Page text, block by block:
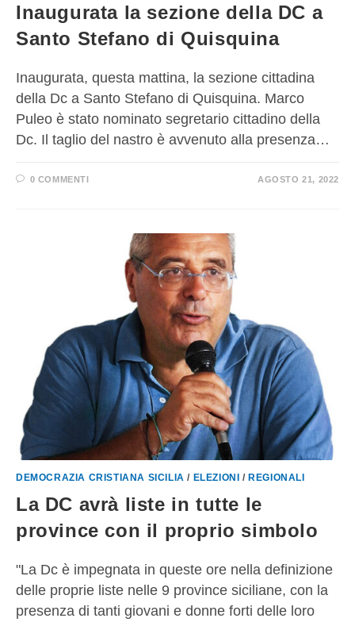
Inaugurata la sezione della DC a
Santo Stefano di Quisquina
Inaugurata, questa mattina, la sezione cittadina
della Dc a Santo Stefano di Quisquina. Marco
Puleo è stato nominato segretario cittadino della
Dc. Il taglio del nastro è avvenuto alla presenza…
0 COMMENTI AGOSTO 21, 2022
DEMOCRAZIA CRISTIANA SICILIA / ELEZIONI /REGIONALI
La DC avrà liste in tutte le
province con il proprio simbolo
"La Dc è impegnata in queste ore nella definizione
delle proprie liste nelle 9 province siciliane, con la
presenza di tanti giovani e donne forti delle loro